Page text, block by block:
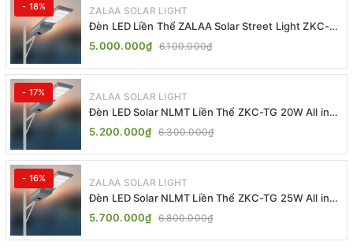
- 18% ZALAA SOLAR LIGHT
Đèn LED Liền Thể ZALAA Solar Street Light ZKC-
TG 20W 25W 30W All In One
5.000.000₫ 6.100.000₫
- 17% ZALAA SOLAR LIGHT
Đèn LED Solar NLMT Liền Thể ZKC-TG 20W All in
One | ZALAA Street Light
5.200.000₫ 6.300.000₫
- 16% ZALAA SOLAR LIGHT
Đèn LED Solar NLMT Liền Thể ZKC-TG 25W All in
One | ZALAA Street Light
5.700.000₫ 6.800.000₫